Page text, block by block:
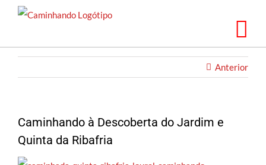
Saltar
Anterior
Caminhando à Descoberta do Jardim e
Quinta da Ribafria